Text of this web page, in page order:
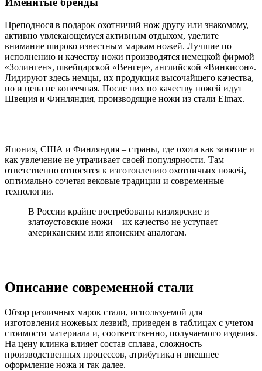
Преподнося в подарок охотничий нож другу или знакомому,
активно увлекающемуся активным отдыхом, уделите
внимание широко известным маркам ножей. Лучшие по
исполнению и качеству ножи производятся немецкой фирмой
«Золинген», швейцарской «Венгер», английской «Винкисон».
Лидируют здесь немцы, их продукция высочайшего качества,
но и цена не копеечная. После них по качеству ножей идут
Швеция и Финляндия, производящие ножи из стали Elmax.
Япония, США и Финляндия – страны, где охота как занятие и
как увлечение не утрачивает своей популярности. Там
ответственно относятся к изготовлению охотничьих ножей,
оптимально сочетая вековые традиции и современные
технологии.
В России крайне востребованы кизлярские и
златоустовские ножи – их качество не уступает
американским или японским аналогам.
Описание современной стали
Обзор различных марок стали, используемой для
изготовления ножевых лезвий, приведен в таблицах с учетом
стоимости материала и, соответственно, получаемого изделия.
На цену клинка влияет состав сплава, сложность
производственных процессов, атрибутика и внешнее
оформление ножа и так далее.